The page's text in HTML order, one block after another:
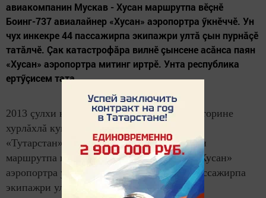
авиакомпанин Мускав - Хусан маршрутпа вӗçнӗ
Боинг-737 авиалайнер «Хусан» аэропортра ӳкнӗччӗ. Ун
чух инкекре 44 пассажирпа экипажри ултă çын пурнăçӗ
татăлчӗ. Çак катастрофăра вилнӗ çынсене асăнса паян
«Хусан» аэропортра митинг иртрӗ. Унта республика
ертӳçисем тата...
2013 çулхи ноябрӗн 17-мӗшӗ Тутарстан историне
хурлăхлă кун пек кӗрсе юлчӗ. 4 çул каялла
«Тутарстан» авиакомпанин Мускав - Хусан
маршрутпа вӗçнӗ Боинг-737 авиалайнер «Хусан»
аэропортра ӳкнӗччӗ. Ун чух инкекре 44 пассажирпа
экипажри ултă çын пурнăçӗ татăлчӗ.